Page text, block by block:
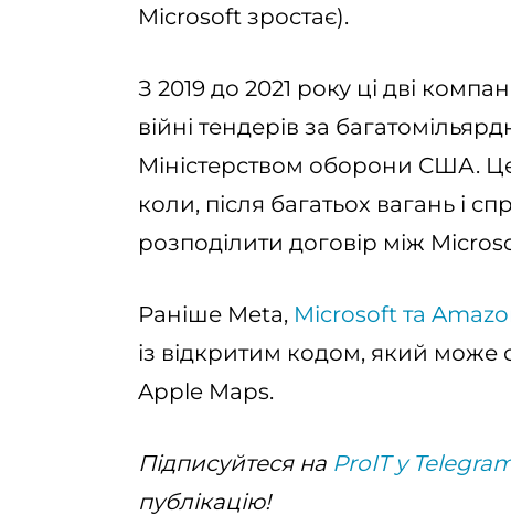
Microsoft зростає).
З 2019 до 2021 року ці дві
війні тендерів за
Міністерством оборони США.
коли, після багатьох вагань і
розподілити договір між
Раніше Meta, Microsoft та
із відкритим кодом, який може
Apple Maps.
Підписуйтеся на ProIT у
публікацію!